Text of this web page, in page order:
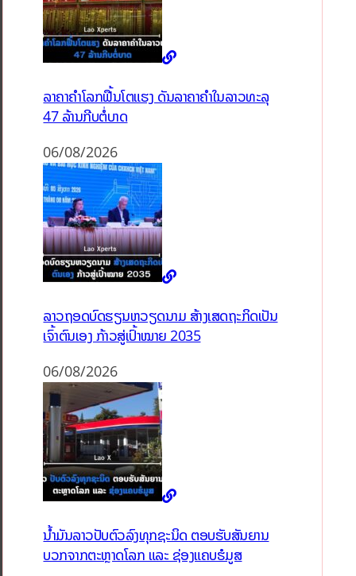
ລາຄາຄຳໂລກຟື້ນໂຕແຮງ ດັນລາຄາຄຳໃນລາວທະລຸ
47 ລ້ານກີບຕໍ່ບາດ
06/08/2026
ລາວຖອດບົດຮຽນຫວຽດນາມ ສ້າງເສດຖະກິດເປັນ
ເຈົ້າຕົນເອງ ກ້າວສູ່ເປົ້າໝາຍ 2035
06/08/2026
ນໍ້າມັນລາວປັບຕົວລົງທຸກຊະນິດ ຕອບຮັບສັນຍານ
ບວກຈາກຕະຫຼາດໂລກ ແລະ ຊ່ອງແຄບຮໍມູສ